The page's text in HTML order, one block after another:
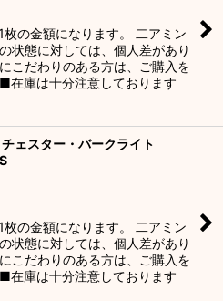
の金額になります。 二アミン
状態に対しては、個人差があり
こだわりのある方は、ご購入を
在庫は十分注意しております
チェスター・バークライト
の金額になります。 二アミン
状態に対しては、個人差があり
こだわりのある方は、ご購入を
在庫は十分注意しております